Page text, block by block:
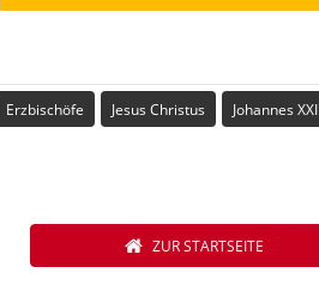
Erzbischöfe Jesus Christus Johannes
ZUR STARTSEITE